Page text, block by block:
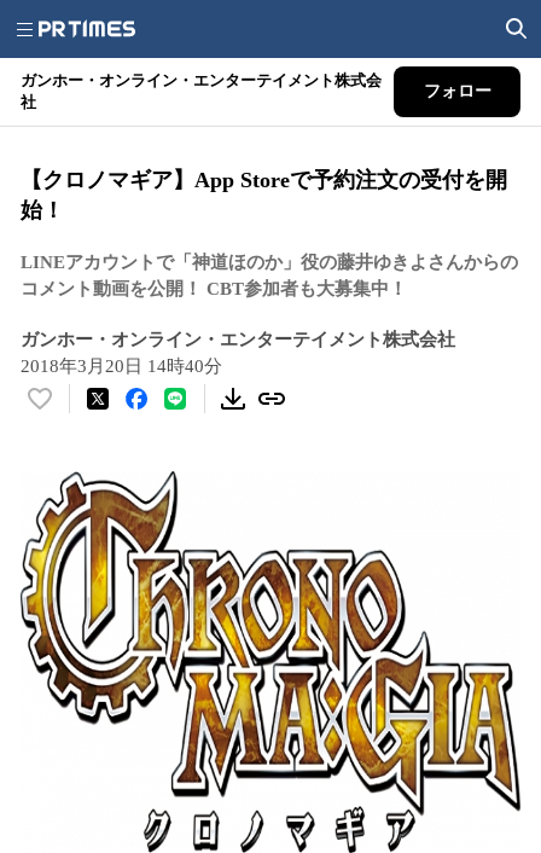
ガンホー・オンライン・エンターテイメント株式会
社
フォロー
【クロノマギア】App Storeで予約注文の受付を開
始！
LINEアカウントで「神道ほのか」役の藤井ゆきよさんからの
コメント動画を公開！ CBT参加者も大募集中！
ガンホー・オンライン・エンターテイメント株式会社
2018年3月20日 14時40分
い
数
を
読
み
込
み
中
で